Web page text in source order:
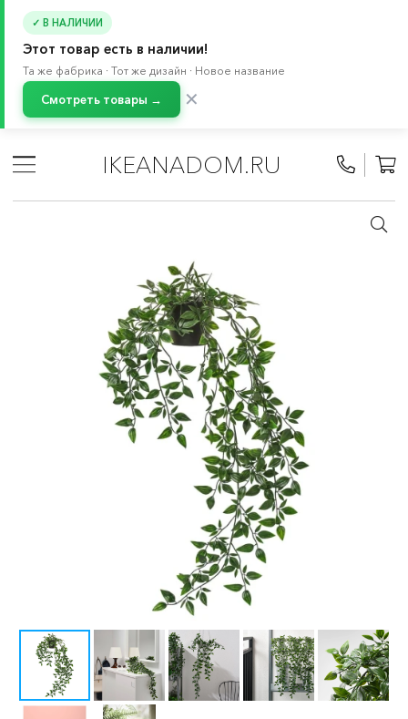
✓ В НАЛИЧИИ
Этот товар есть в наличии!
Та же фабрика · Тот же дизайн · Новое название
Смотреть товары → ✕
IKEANADOM.RU
Растения и цветы
/ Искусственные растения и цветы